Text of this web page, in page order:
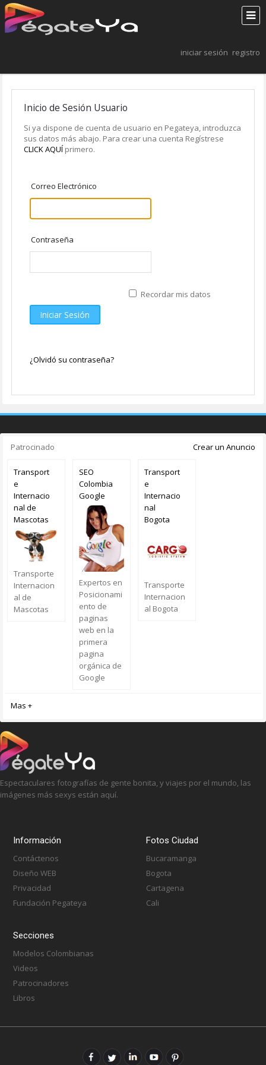
iniciar sesión registro
Inicio de Sesión Usuario
Si ya dispone de cuenta de usuario en Pegateya, introduzca
sus datos más abajo. Para crear una cuenta Regístrese
CLICK AQUÍprimero.
Correo Electrónico
Contraseña
Iniciar Sesión
Recordar mis datos
¿Olvidó su contraseña?
Patrocinado Crear un Anuncio
Transport
e
Internacio
nal de
Mascotas
Transporte
Internacion
al de
Mascotas
SEO
Colombia
Google
Expertos en
Posicionami
ento de
paginas
web en la
primera
pagina
orgánica de
Google
Transport
e
Internacio
nal
Bogota
Transporte
Internacion
al Bogota
Mas +
Espectaculares fotografías de gente bonita, y viajes por el mundo, las
imágenes más sexys están aquí.
Información
Contáctenos
Diseño WEB
Privacidad
Fundación Pegateya
Fotos Ciudad
Bucaramanga
Bogota
Cartagena
Cali
Secciones
Modelos Colombianas
Videos
Patrocinadores
Libros